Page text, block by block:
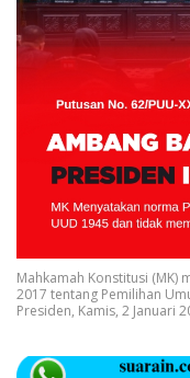
Mahkamah Konstitusi (MK)
2017 tentang Pemilihan
Presiden, Kamis, 2 Januari